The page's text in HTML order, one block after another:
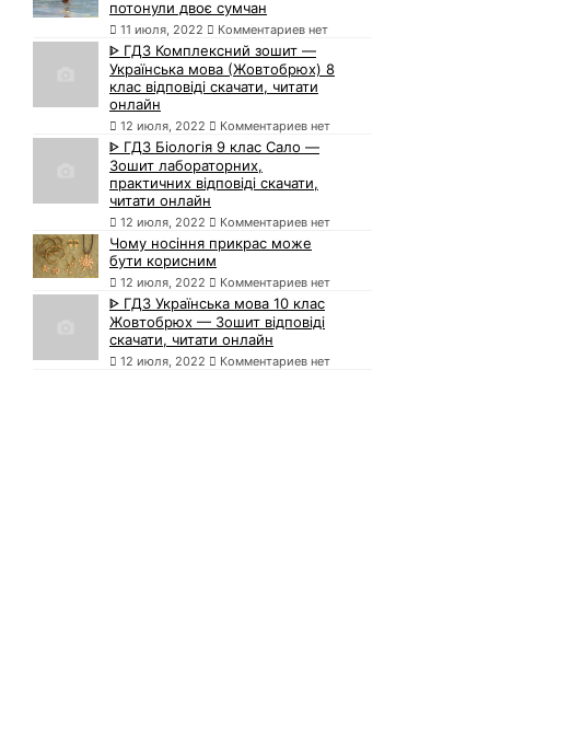
потонули двоє сумчан
11 июля, 2022 Комментариев нет
ᐈ ГДЗ Комплексний зошит —
Українська мова (Жовтобрюх) 8
клас відповіді скачати, читати
онлайн
12 июля, 2022 Комментариев нет
ᐈ ГДЗ Біологія 9 клас Сало —
Зошит лабораторних,
практичних відповіді скачати,
читати онлайн
12 июля, 2022 Комментариев нет
Чому носіння прикрас може
бути корисним
12 июля, 2022 Комментариев нет
ᐈ ГДЗ Українська мова 10 клас
Жовтобрюх — Зошит відповіді
скачати, читати онлайн
12 июля, 2022 Комментариев нет